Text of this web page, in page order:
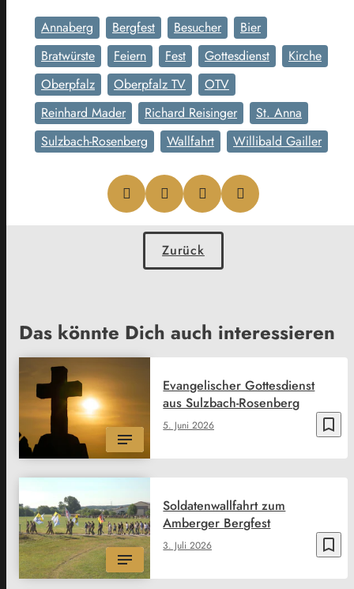
Annaberg Bergfest Besucher
Bier
Bratwürste
Feiern Fest Gottesdienst
Kirche
Oberpfalz
Oberpfalz TV
OTV
Reinhard Mader
Richard Reisinger
St. Anna
Sulzbach-Rosenberg
Wallfahrt Willibald Gailler
Zurück
Das könnte Dich auch interessieren
bookmark_border
5. Juni 2026
Evangelischer Gottesdienst
aus Sulzbach-Rosenberg
bookmark_border
3. Juli 2026
Soldatenwallfahrt zum
Amberger Bergfest